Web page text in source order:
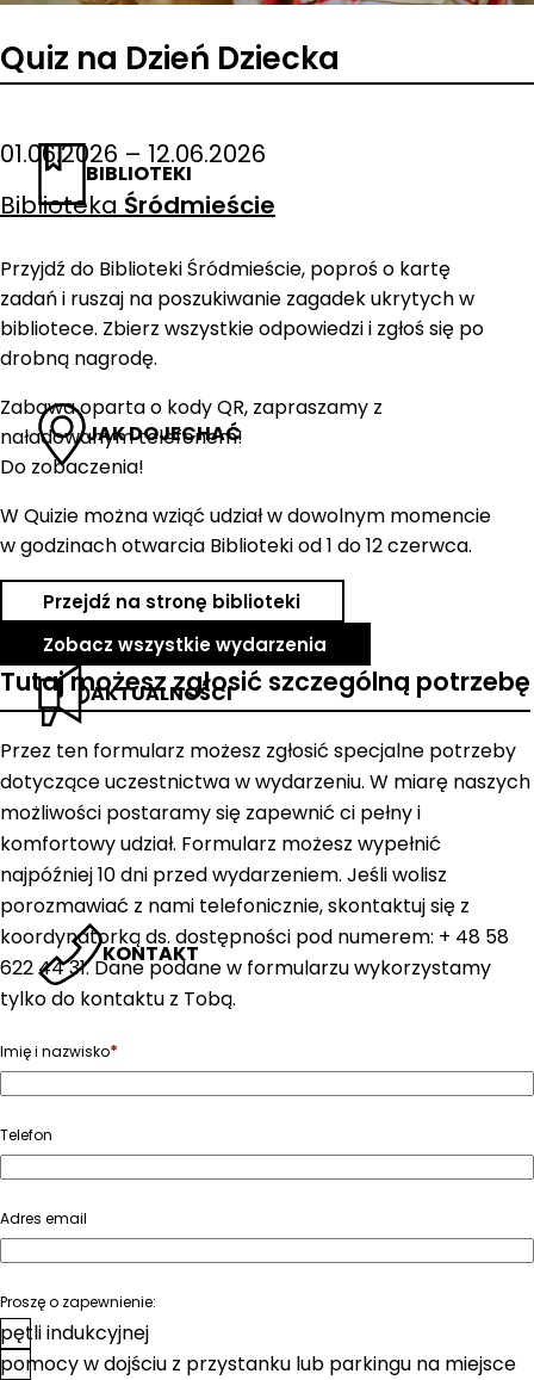
BIBLIOTEKI
JAK DOJECHAĆ
AKTUALNOŚCI
KONTAKT
Quiz na Dzień Dziecka
01.06.2026 – 12.06.2026
Biblioteka Śródmieście
Przyjdź do Biblioteki Śródmieście, poproś o kartę
zadań i ruszaj na poszukiwanie zagadek ukrytych w
bibliotece. Zbierz wszystkie odpowiedzi i zgłoś się po
drobną nagrodę.
Zabawa oparta o kody QR, zapraszamy z
naładowanym telefonem!
Do zobaczenia!
W Quizie można wziąć udział w dowolnym momencie
w godzinach otwarcia Biblioteki od 1 do 12 czerwca.
Przejdź na stronę biblioteki
Zobacz wszystkie wydarzenia
Tutaj możesz zgłosić szczególną potrzebę
Przez ten formularz możesz zgłosić specjalne potrzeby
dotyczące uczestnictwa w wydarzeniu. W miarę naszych
możliwości postaramy się zapewnić ci pełny i
komfortowy udział. Formularz możesz wypełnić
najpóźniej 10 dni przed wydarzeniem. Jeśli wolisz
porozmawiać z nami telefonicznie, skontaktuj się z
koordynatorką ds. dostępności pod numerem: + 48 58
622 44 31. Dane podane w formularzu wykorzystamy
tylko do kontaktu z Tobą.
Imię i nazwisko*
Telefon
Adres email
Proszę o zapewnienie:
pętli indukcyjnej
pomocy w dojściu z przystanku lub parkingu na miejsce